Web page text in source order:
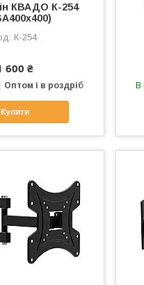
КВАДО К-254
К-254
600 ₴
Оптом і в роздріб
Купити
В